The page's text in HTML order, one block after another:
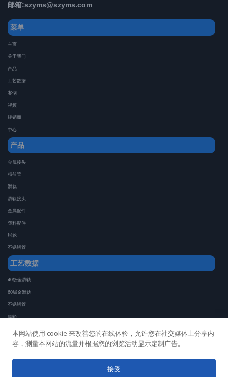
邮箱:szyms@szyms.com
菜单
主页
关于我们
产品
工艺数据
案例
视频
经销商
中心
产品
金属接头
精益管
滑轨
滑轨接头
金属配件
塑料配件
脚轮
不锈钢管
工艺数据
40钣金滑轨
60钣金滑轨
不锈钢管
脚轮
精益管
©COPYRIGHT 2023 中山市骏怡科技有限公司版权所有
本网站使用 cookie 来改善您的在线体验，允许您在社交媒体上分享内
容，测量本网站的流量并根据您的浏览活动显示定制广告。
接受